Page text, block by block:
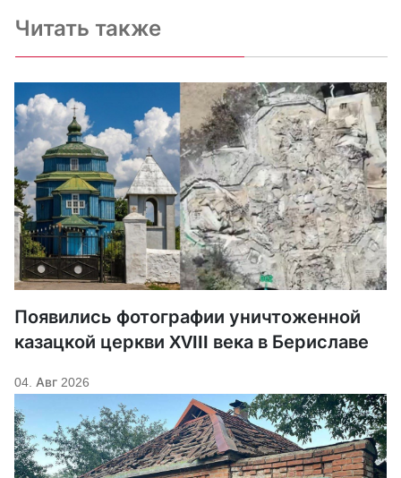
Читать также
Появились фотографии уничтоженной
казацкой церкви XVIII века в Бериславе
04. Авг 2026